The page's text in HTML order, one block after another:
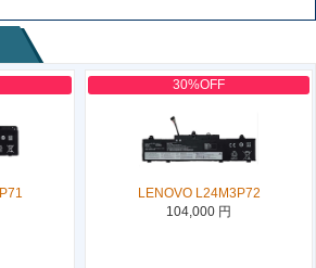
30%OFF
LENOVO L24M3P72
104,000 円